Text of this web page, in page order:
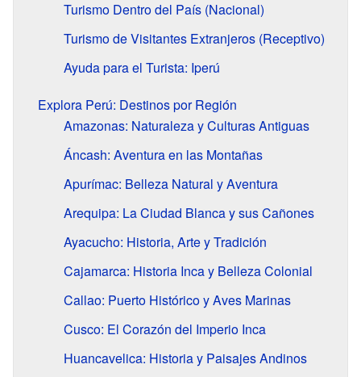
Turismo Dentro del País (Nacional)
Turismo de Visitantes Extranjeros (Receptivo)
Ayuda para el Turista: Iperú
Explora Perú: Destinos por Región
Amazonas: Naturaleza y Culturas Antiguas
Áncash: Aventura en las Montañas
Apurímac: Belleza Natural y Aventura
Arequipa: La Ciudad Blanca y sus Cañones
Ayacucho: Historia, Arte y Tradición
Cajamarca: Historia Inca y Belleza Colonial
Callao: Puerto Histórico y Aves Marinas
Cusco: El Corazón del Imperio Inca
Huancavelica: Historia y Paisajes Andinos